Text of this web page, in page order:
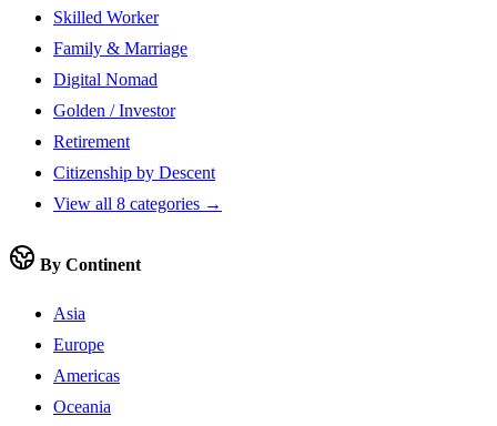
Skilled Worker
Family & Marriage
Digital Nomad
Golden / Investor
Retirement
Citizenship by Descent
View all 8 categories →
By Continent
Asia
Europe
Americas
Oceania